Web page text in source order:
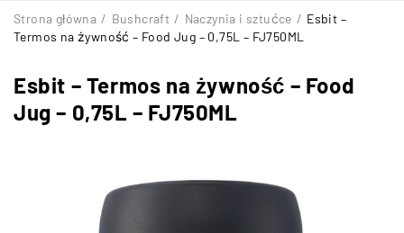
Esbit – Termos na żywność – Food
Jug – 0,75L – FJ750ML
Strona główna / Bushcraft / Naczynia i sztućce / Esbit –
Termos na żywność – Food Jug – 0,75L – FJ750ML